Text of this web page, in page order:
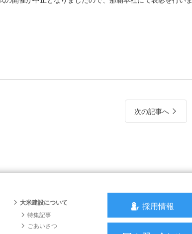
次の記事へ
採用情報
大米建設について
特集記事
ごあいさつ